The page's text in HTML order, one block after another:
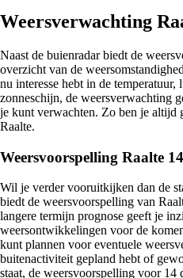
Weersverwachting
Naast de buienradar biedt de
overzicht van de
nu interesse hebt in de
zonneschijn, de weersverwachting
je kunt verwachten. Zo ben je altijd
Raalte.
Weersvoorspelling Raalte
Wil je verder vooruitkijken dan de
biedt de weersvoorspelling van
langere termijn prognose geeft je
weersontwikkelingen voor de
kunt plannen voor eventuele
buitenactiviteit gepland hebt of
staat, de weersvoorspelling voor 14